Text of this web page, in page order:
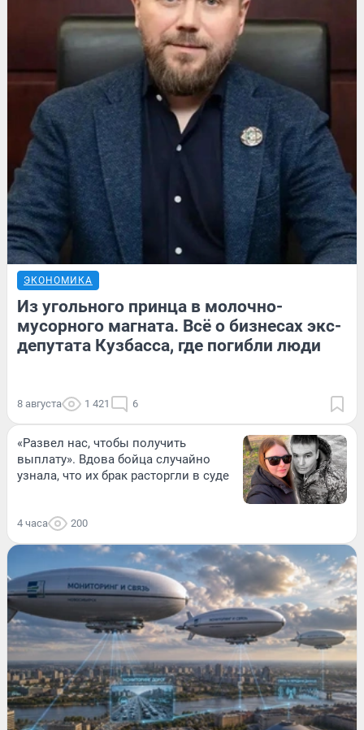
ЭКОНОМИКА
Из угольного принца в молочно-
мусорного магната. Всё о бизнесах экс-
депутата Кузбасса, где погибли люди
8 августа 1 421 6
«Развел нас, чтобы получить
выплату». Вдова бойца случайно
узнала, что их брак расторгли в суде
4 часа 200